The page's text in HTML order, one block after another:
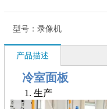
型号： 录像机
产品描述
冷室面板
1. 生产